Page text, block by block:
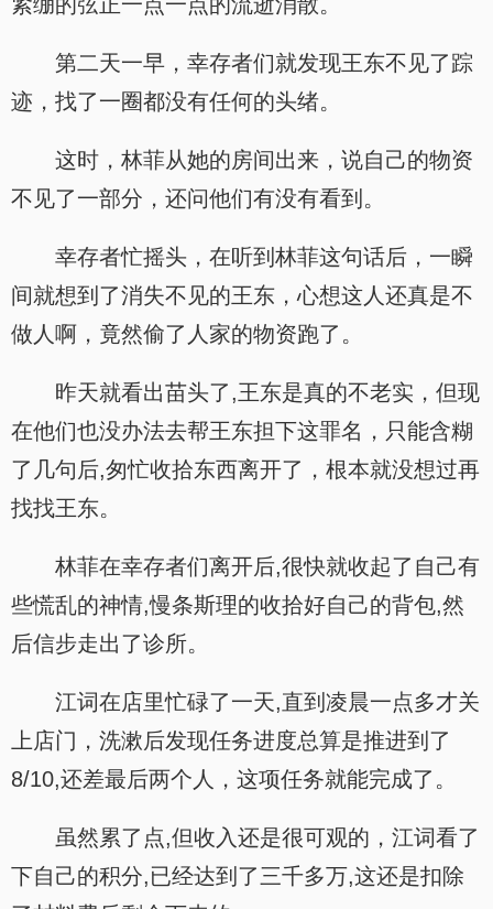
第二天一早，幸存者们就发现王东不见了踪
迹，找了一圈都没有任何的头绪。
这时，林菲从她的房间出来，说自己的物资
不见了一部分，还问他们有没有看到。
幸存者忙摇头，在听到林菲这句话后，一瞬
间就想到了消失不见的王东，心想这人还真是不
做人啊，竟然偷了人家的物资跑了。
昨天就看出苗头了,王东是真的不老实，但现
在他们也没办法去帮王东担下这罪名，只能含糊
了几句后,匆忙收拾东西离开了，根本就没想过再
找找王东。
林菲在幸存者们离开后,很快就收起了自己有
些慌乱的神情,慢条斯理的收拾好自己的背包,然
后信步走出了诊所。
江词在店里忙碌了一天,直到凌晨一点多才关
上店门，洗漱后发现任务进度总算是推进到了
8/10,还差最后两个人，这项任务就能完成了。
虽然累了点,但收入还是很可观的，江词看了
下自己的积分,已经达到了三千多万,这还是扣除